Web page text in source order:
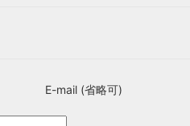
E-mail (省略可)